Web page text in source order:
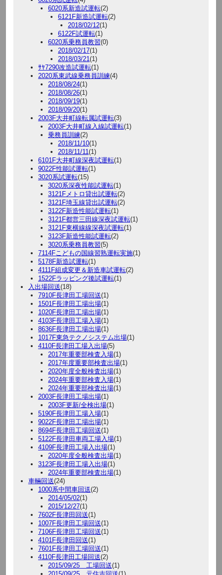
6020系新造試運転(2)
6121F新造試運転(2)
2018/02/12(1)
6122F試運転(1)
6020系乗務員教習(0)
2018/02/17(1)
2018/03/21(1)
ｻﾔ7290改造試運転(1)
2020系東武線乗務員訓練(4)
2018/08/24(1)
2018/08/26(1)
2018/09/19(1)
2018/09/20(1)
2003F大井町線転属試運転(3)
2003F大井町線入線試運転(1)
乗務員訓練(2)
2018/11/10(1)
2018/11/11(1)
6101F大井町線深夜試運転(1)
9022F性能試運転(1)
3020系試運転(15)
3020系深夜性能試運転(1)
3121Fメトロ貸出試運転(2)
3121F埼玉線貸出試運転(2)
3122F新造性能試運転(1)
3121F都営三田線深夜試運転(1)
3121F東横線線深夜試運転(1)
3123F新造性能試運転(2)
3020系乗務員教習(5)
7114Fこどもの国線習熟運転実施(1)
5178F新造試運転(1)
4111F組成変更＆新造車試運転(2)
1522Fラッピング後試運転(1)
入出場回送(18)
7910F長津田工場回送(1)
1501F長津田工場出場(1)
1020F長津田工場出場(1)
4103F長津田工場入場(1)
8636F長津田工場出場(1)
1017F東急テクノシステム出場(1)
4110F長津田工場入出場(5)
2017年重要部検査入場(1)
2017年度重要部検査出場(1)
2020年度全般検査出場(1)
2024年重要部検査入場(1)
2024年重要部検査出場(1)
2003F長津田工場出場(1)
2003F更新/全検出場(1)
5190F長津田工場入場(1)
9022F長津田工場出場(1)
8694F長津田工場回送(1)
5122F長津田車両工場入場(1)
4109F長津田工場入出場(1)
2020年度全般検査出場(1)
3123F長津田工場入出場(1)
2024年重要部検査出場(1)
車輛回送(24)
1000系中間車回送(2)
2014/05/02(1)
2015/12/27(1)
7602F長津田回送(1)
1007F長津田工場回送(1)
7106F長津田工場回送(1)
4101F長津田回送(1)
7601F長津田工場回送(1)
4110F長津田工場回送(2)
2015/09/25 工場回送(1)